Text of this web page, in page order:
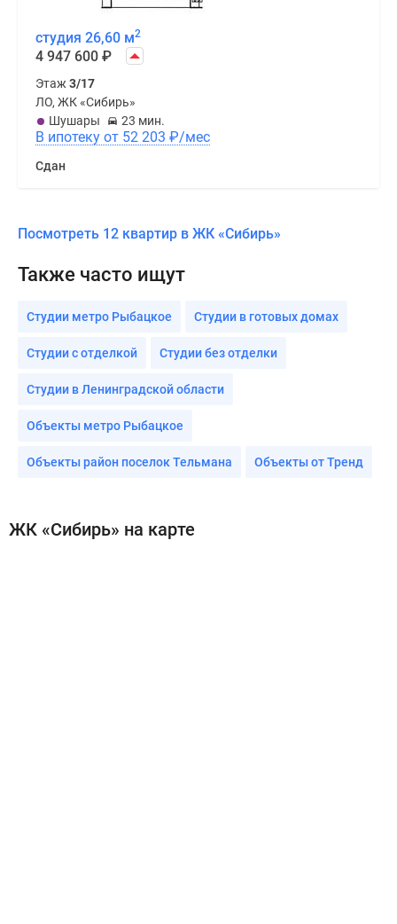
студия 26,60 м2
4 947 600 ₽
Этаж3/17
ЛО, ЖК «Сибирь»
Шушары
23 мин.
В ипотеку от 52 203 ₽/мес
Сдан
Посмотреть 12 квартир в ЖК «Сибирь»
Также часто ищут
Студии метро Рыбацкое Студии в готовых домах
Студии с отделкой Студии без отделки
Студии в Ленинградской области
Объекты метро Рыбацкое
Объекты район поселок Тельмана Объекты от Тренд
ЖК «Сибирь» на карте